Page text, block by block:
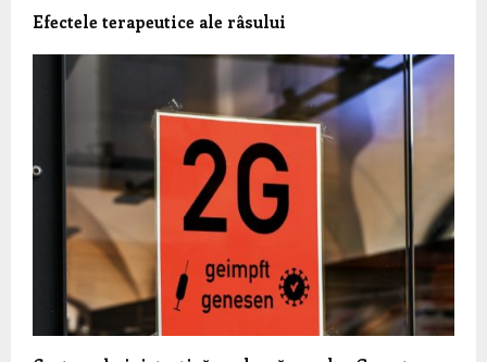
Efectele terapeutice ale râsului